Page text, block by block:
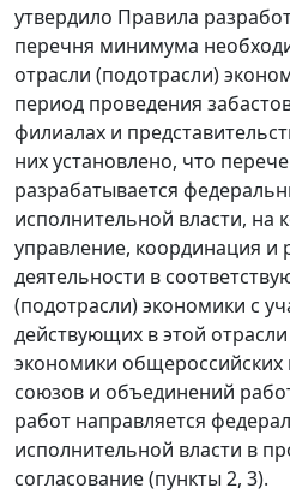
утвердило Правила
перечня минимума
отрасли (подотрасли)
период проведения
филиалах и
них установлено, что
разрабатывается
исполнительной власти, на
управление, координация и
деятельности в
(подотрасли) экономики с
действующих в этой
экономики
союзов и объединений
работ направляется
исполнительной власти в
согласование (пункты 2, 3).